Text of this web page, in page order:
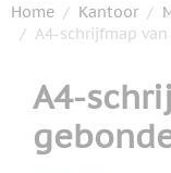
Home / Kantoor /
/ A4-schrijfmap
A4-